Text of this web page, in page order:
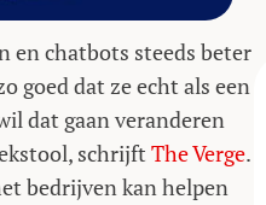
en chatbots steeds beter
goed dat ze echt als een
dat gaan veranderen
schrijft The Verge.
bedrijven kan helpen